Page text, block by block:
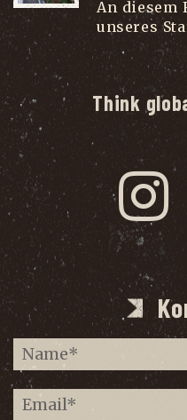
An diesem
unseres
Think